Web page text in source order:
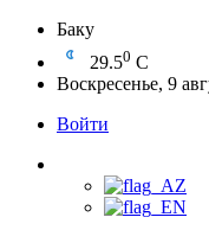
Баку
29.50 C
Воскресенье, 9
Войти